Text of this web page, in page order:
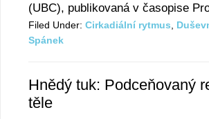
(UBC), publikovaná v časopise
Filed Under: Cirkadiální rytmus
Spánek
Hnědý tuk: Podceňovaný
těle